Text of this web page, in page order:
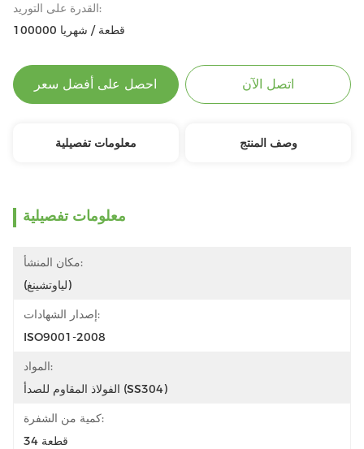
القدرة على التوريد:
100000 قطعة / شهريا
احصل على أفضل سعر اتصل الآن
معلومات تفصيلية وصف المنتج
معلومات تفصيلية
مكان المنشأ:
(لياوتشينغ)
إصدار الشهادات:
ISO9001-2008
المواد:
الفولاذ المقاوم للصدأ (SS304)
كمية من الشفرة:
34 قطعة